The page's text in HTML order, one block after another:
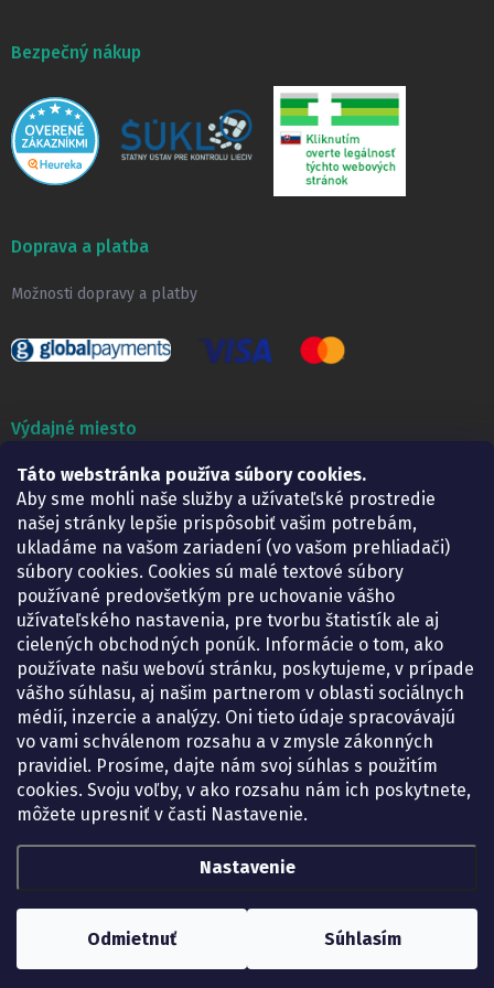
Táto webstránka používa súbory cookies.
Aby sme mohli naše služby a užívateľské prostredie
našej stránky lepšie prispôsobiť vašim potrebám,
ukladáme na vašom zariadení (vo vašom prehliadači)
súbory cookies. Cookies sú malé textové súbory
používané predovšetkým pre uchovanie vášho
užívateľského nastavenia, pre tvorbu štatistík ale aj
cielených obchodných ponúk. Informácie o tom, ako
používate našu webovú stránku, poskytujeme, v prípade
vášho súhlasu, aj našim partnerom v oblasti sociálnych
médií, inzercie a analýzy. Oni tieto údaje spracovávajú
vo vami schválenom rozsahu a v zmysle zákonných
pravidiel. Prosíme, dajte nám svoj súhlas s použitím
cookies. Svoju voľby, v ako rozsahu nám ich poskytnete,
môžete upresniť v časti Nastavenie.
Nastavenie
Odmietnuť Súhlasím
Bezpečný nákup
Doprava a platba
Možnosti dopravy a platby
Výdajné miesto
Lekáreň ADONAI
Košice – Smetanova 2
Pondelok:
07.30 – 15.30 h.
Utorok:
07.30 – 16.00 h.
Streda:
07.30 – 16.00 h.
Štvrtok:
07.30 – 15.30 h.
Piatok:
07.30 – 15.30 h.
KONTAKT
eshop@lekarenadonai.sk
+421 948 203 203
Nájdete nás na Facebooku.
lekarenadonai/
Vytvoril Shoptet
Upraviť nastavenie cookies